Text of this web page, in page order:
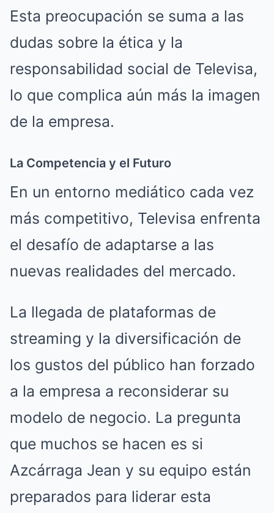
Esta preocupación se suma a las
dudas sobre la ética y la
responsabilidad social de Televisa,
lo que complica aún más la imagen
de la empresa.
La Competencia y el Futuro
En un entorno mediático cada vez
más competitivo, Televisa enfrenta
el desafío de adaptarse a las
nuevas realidades del mercado.
La llegada de plataformas de
streaming y la diversificación de
los gustos del público han forzado
a la empresa a reconsiderar su
modelo de negocio. La pregunta
que muchos se hacen es si
Azcárraga Jean y su equipo están
preparados para liderar esta